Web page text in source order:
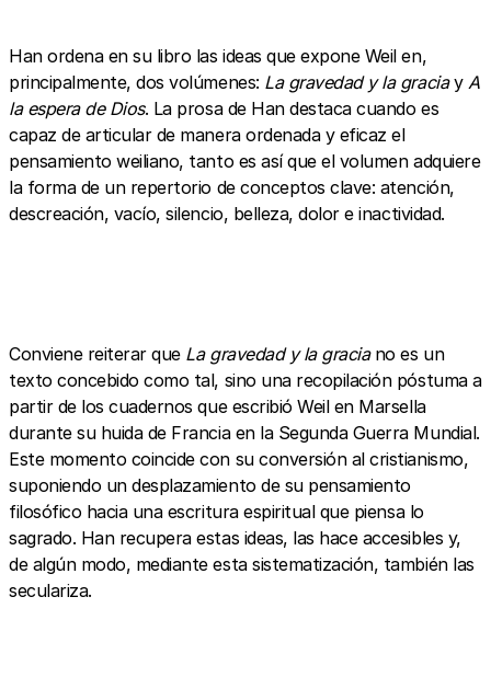
Han ordena en su libro las ideas que expone Weil en,
principalmente, dos volúmenes: La gravedad y la graciayA
la espera de Dios. La prosa de Han destaca cuando es
capaz de articular de manera ordenada y eficaz el
pensamiento weiliano, tanto es así que el volumen adquiere
la forma de un repertorio de conceptos clave: atención,
descreación, vacío, silencio, belleza, dolor e inactividad.
Conviene reiterar que La gravedad y la gracia no es un
texto concebido como tal, sino una recopilación póstuma a
partir de los cuadernos que escribió Weil en Marsella
durante su huida de Francia en la Segunda Guerra Mundial.
Este momento coincide con su conversión al cristianismo,
suponiendo un desplazamiento de su pensamiento
filosófico hacia una escritura espiritual que piensa lo
sagrado. Han recupera estas ideas, las hace accesibles y,
de algún modo, mediante esta sistematización, también las
seculariza.